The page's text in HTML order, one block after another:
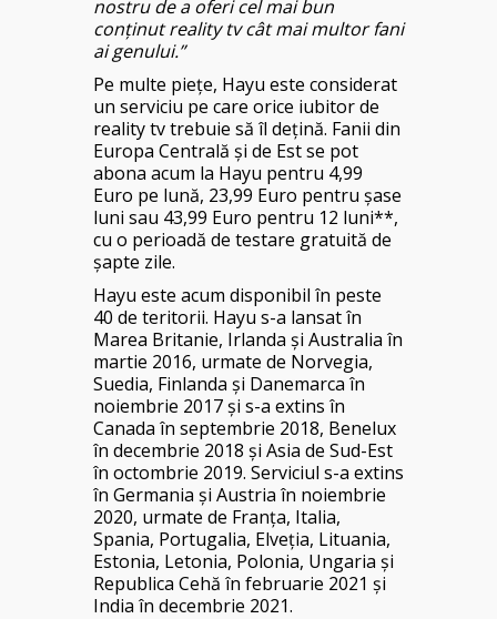
nostru de a oferi cel mai bun
conținut reality tv cât mai multor fani
ai genului.”
Pe multe piețe, Hayu este considerat
un serviciu pe care orice iubitor de
reality tv trebuie să îl dețină. Fanii din
Europa Centrală și de Est se pot
abona acum la Hayu pentru 4,99
Euro pe lună, 23,99 Euro pentru șase
luni sau 43,99 Euro pentru 12 luni**,
cu o perioadă de testare gratuită de
șapte zile.
Hayu este acum disponibil în peste
40 de teritorii. Hayu s-a lansat în
Marea Britanie, Irlanda și Australia în
martie 2016, urmate de Norvegia,
Suedia, Finlanda și Danemarca în
noiembrie 2017 și s-a extins în
Canada în septembrie 2018, Benelux
în decembrie 2018 și Asia de Sud-Est
în octombrie 2019. Serviciul s-a extins
în Germania și Austria în noiembrie
2020, urmate de Franța, Italia,
Spania, Portugalia, Elveția, Lituania,
Estonia, Letonia, Polonia, Ungaria și
Republica Cehă în februarie 2021 și
India în decembrie 2021.